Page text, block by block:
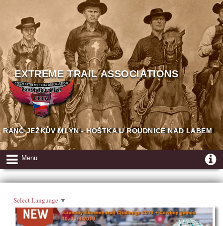
EXTREME TRAIL ASSOCIATIONS
RANČ JEŽKŮV MLÝN - HOŠTKA U ROUDNICE NAD LABEM
Menu
Select Language ▼